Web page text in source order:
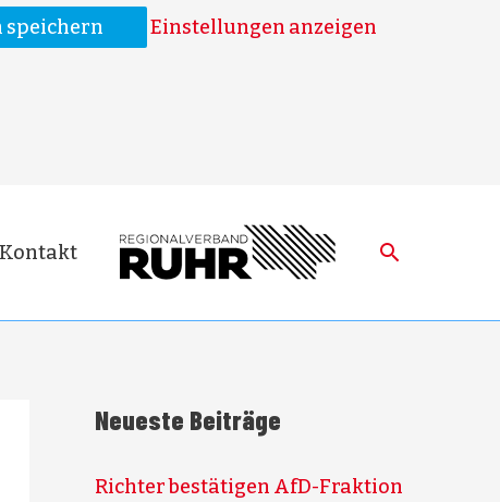
speichern
Einstellungen anzeigen
Kontakt
Neueste Beiträge
Richter bestätigen AfD-Fraktion